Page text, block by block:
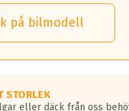
däck.
på bilmodell
STORLEK
eller däck från oss